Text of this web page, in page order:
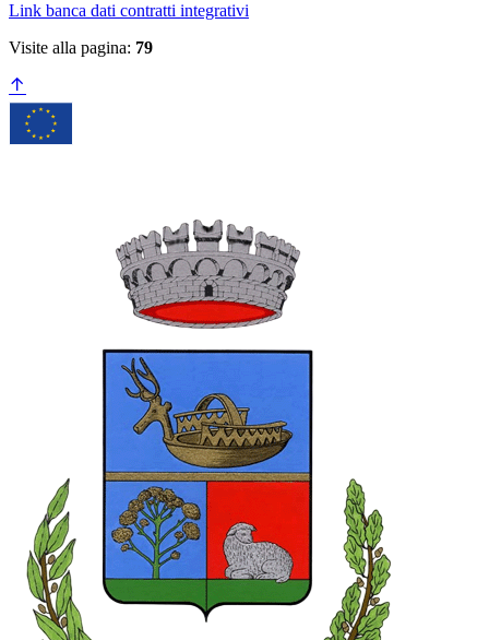
Link banca dati contratti integrativi
Visite alla pagina: 79